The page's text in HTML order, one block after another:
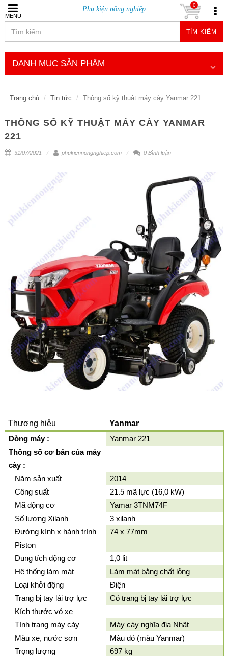
MENU
Phụ kiện nông nghiệp
TÌM KIẾM
0
DANH MỤC SẢN PHẨM
Trang chủ Tin tức Thông số kỹ thuật máy cày Yanmar 221
THÔNG SỐ KỸ THUẬT MÁY CÀY YANMAR
221
31/07/2021 phukiennongnghiep.com 0 Bình luận
Thương hiệu Yanmar
Dòng máy :
Yanmar 221
Thông số cơ bản của máy
cày :
Năm sản xuất
2014
Công suất
21.5 mã lực (16,0 kW)
Mã động cơ
Yamar 3TNM74F
Số lượng Xilanh
3 xilanh
Đường kính x hành trình
Piston
74 x 77mm
Dung tích động cơ
1,0 lit
Hệ thống làm mát
Làm mát bằng chất lỏng
Loại khởi động
Điện
Trang bị tay lái trợ lực
Có trang bị tay lái trợ lực
Kích thước vỏ xe
Tình trạng máy cày
Máy cày nghĩa địa Nhật
Màu xe, nước sơn
Màu đỏ (màu Yanmar)
Trọng lượng
697 kg